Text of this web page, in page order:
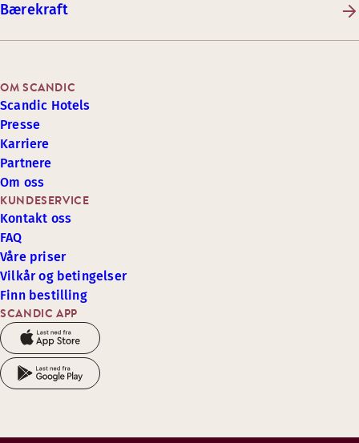
Bærekraft
SCANDIC APP
KUNDESERVICE
Kontakt oss
FAQ
Våre priser
Vilkår og betingelser
Finn bestilling
OM SCANDIC
Scandic Hotels
Presse
Karriere
Partnere
Om oss